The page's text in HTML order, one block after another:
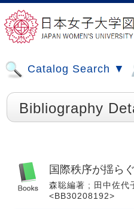
Catalog Search ▼
Bibliography
国際秩序が揺ら
森聡編著 ; 田中佐
<BB30208192>